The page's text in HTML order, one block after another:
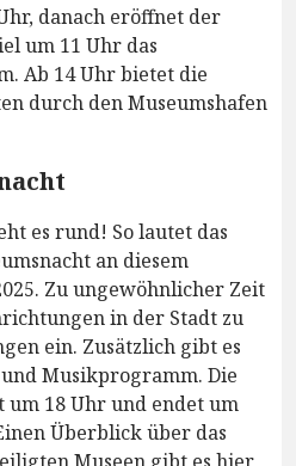
danach eröffnet der
um 11 Uhr das
Ab 14 Uhr bietet die
durch den Museumshafen
es rund! So lautet das
an diesem
Zu ungewöhnlicher Zeit
in der Stadt zu
ein. Zusätzlich gibt es
Musikprogramm. Die
um 18 Uhr und endet um
Überblick über das